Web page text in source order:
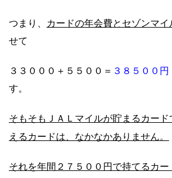
つまり、 カードの年会費とセゾンマ
せて
３３０００＋５５００＝ ３８５００円
す。
そもそもＪＡＬマイルが貯まるカー
えるカードは、なかなかありません。
それを年間２７５００円で持てるカ